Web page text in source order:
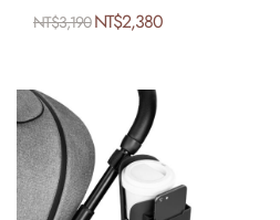
NT$3,190 NT$2,380